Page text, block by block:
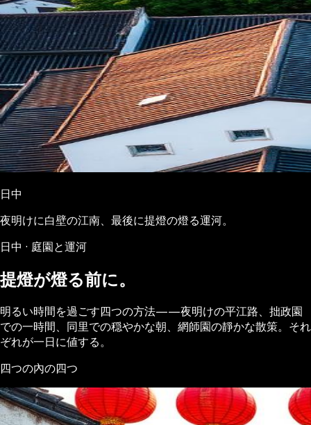
日中
夜明けに白壁の江南、最後に提燈の燈る運河。
日中 · 庭園と運河
提燈が燈る前に。
明るい時間を過ごす四つの方法——夜明けの平江路、拙政園
での一時間、同里での穏やかな朝、網師園の靜かな散策。それ
ぞれが一日に値する。
四つの內の四つ